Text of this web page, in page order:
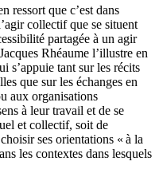
ressort que c’est dans
collectif que se situent
partagée à un agir
Rhéaume l’illustre en
s’appuie tant sur les récits
que sur les échanges en
aux organisations
à leur travail et de se
et collectif, soit de
ses orientations « à la
les contextes dans lesquels